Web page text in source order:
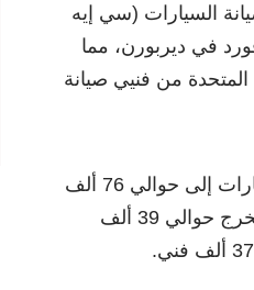
السيارات (سي إيه
في ديربورن، مما
المتحدة من فنيي صيانة
وأضاف: وفقًا للرابطة الوطنية لوكلاء السيارات، يحتاج قطاع السيارات إلى حوالي 76 ألف
فني جديد سنويًا لتغطية حالات التقاعد والوظائف الشاغرة، بينما يتخرج حوالي 39 ألف